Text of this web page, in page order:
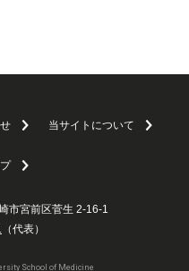
当サイトについて
市宮前区菅生 2-16-1
（代表）
School of Medicine